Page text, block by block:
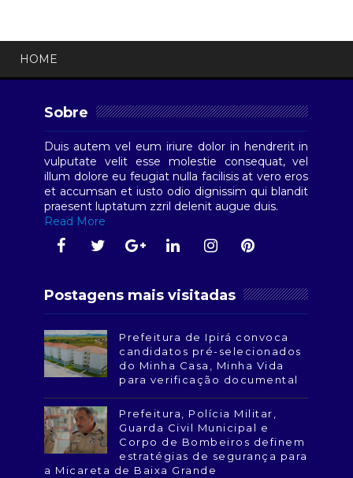
HOME
Sobre
Duis autem vel eum iriure dolor in hendrerit in
vulputate velit esse molestie consequat, vel
illum dolore eu feugiat nulla facilisis at vero eros
et accumsan et iusto odio dignissim qui blandit
praesent luptatum zzril delenit augue duis.
Read More
Postagens mais visitadas
Prefeitura de Ipirá convoca
candidatos pré-selecionados
do Minha Casa, Minha Vida
para verificação documental
Prefeitura, Polícia Militar,
Guarda Civil Municipal e
Corpo de Bombeiros definem
estratégias de segurança para
a Micareta de Baixa Grande